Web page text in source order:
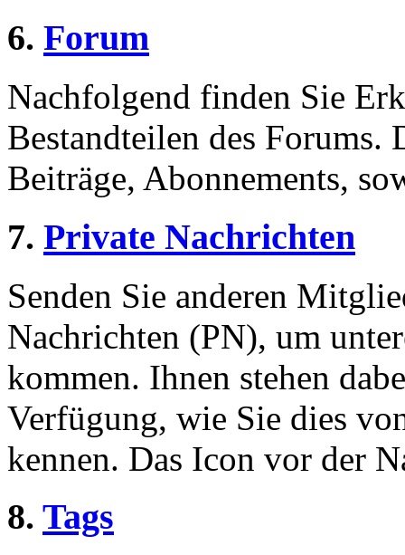
6. Forum
Nachfolgend finden Sie
Bestandteilen des Forums.
Beiträge, Abonnements,
7. Private Nachrichten
Senden Sie anderen
Nachrichten (PN), um
kommen. Ihnen stehen
Verfügung, wie Sie dies
kennen. Das Icon vor der
8. Tags